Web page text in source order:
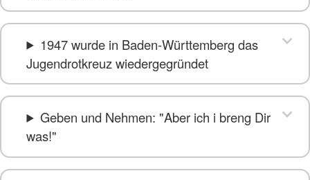
1947 wurde in Baden-Württemberg das
Jugendrotkreuz wiedergegründet
Geben und Nehmen: "Aber ich i breng Dir
was!"